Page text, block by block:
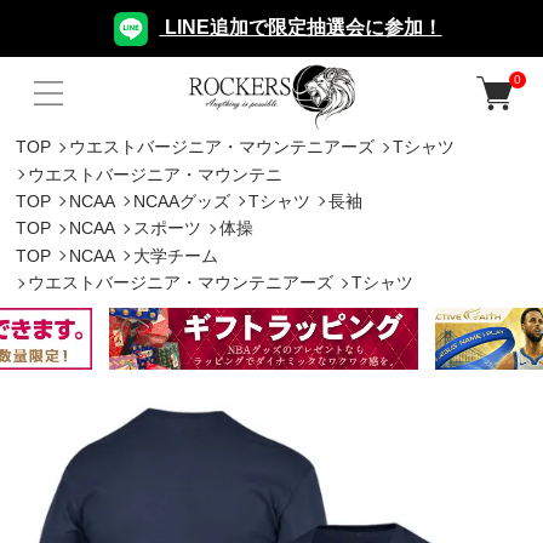
LINE追加で限定抽選会に参加！
0
TOP ウエストバージニア・マウンテニアーズ
Tシャツ
ウエストバージニア・マウンテニ
TOP
NCAA NCAAグッズ Tシャツ
長袖
TOP
NCAA スポーツ
体操
TOP
NCAA
大学チーム
ウエストバージニア・マウンテニアーズ
Tシャツ